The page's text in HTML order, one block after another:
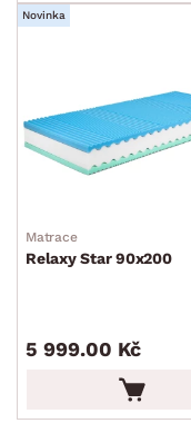
Novinka
Matrace
Relaxy Star 90x200
5 999.00 Kč